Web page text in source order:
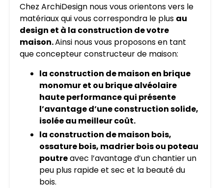
Chez ArchiDesign nous vous orientons vers le
matériaux qui vous correspondra le plus au
design et à la construction de votre
maison.Ainsi nous vous proposons en tant
que concepteur constructeur de maison:
la construction de maison en brique
monomur et ou brique alvéolaire
haute performance qui présente
l’avantage d’une construction solide,
isolée au meilleur coût.
la construction de maison bois,
ossature bois, madrier bois ou poteau
poutreavec l’avantage d’un chantier un
peu plus rapide et sec et la beauté du
bois.